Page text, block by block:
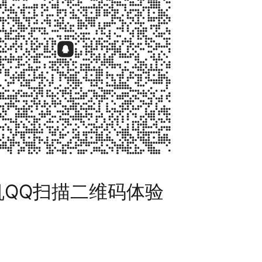
扫描二维码体验